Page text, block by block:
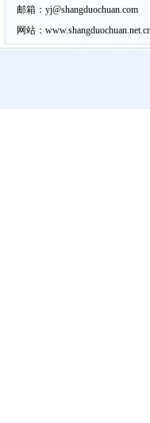
邮箱： yj@shangduochuan.com
网站：